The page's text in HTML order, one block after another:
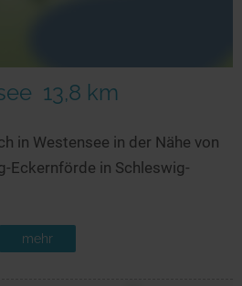
13,8 km
in Westensee in der Nähe von
Eckernförde in Schleswig-
mehr